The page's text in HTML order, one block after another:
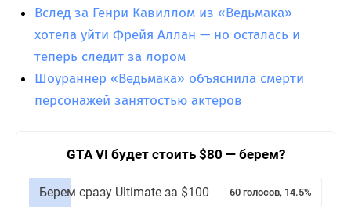
Вслед за Генри Кавиллом из «Ведьмака»
хотела уйти Фрейя Аллан — но осталась и
теперь следит за лором
Шоураннер «Ведьмака» объяснила смерти
персонажей занятостью актеров
GTA VI будет стоить $80 — берем?
Берем сразу Ultimate за $100 60 голосов, 14.5%